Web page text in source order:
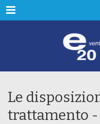
Menu
Le
trattamento -